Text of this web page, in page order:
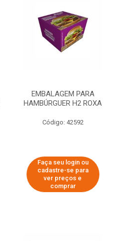
EMBALAGEM PARA
HAMBÚRGUER H2 ROXA
Código: 42592
Faça seu login ou
cadastre-se para
ver preços e
comprar